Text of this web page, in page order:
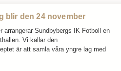
blir den 24 november
arrangerar Sundbybergs IK Fotboll en
Vi kallar den
är att samla våra yngre lag med